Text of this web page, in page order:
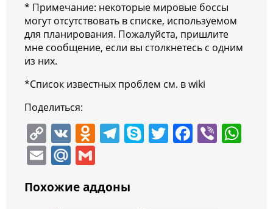
* Примечание: некоторые мировые боссы
могут отсутствовать в списке, используемом
для планирования. Пожалуйста, пришлите
мне сообщение, если вы столкнетесь с одним
из них.
*Список известных проблем см. в wiki
Поделиться:
C
o
p
y
V
K
O
o
T
gr
S T F Vi
E
ai
M
l. ai
Похожие аддоны